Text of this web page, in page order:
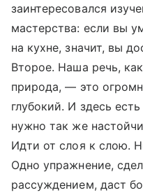
заинтересовался
мастерства: если вы
на кухне, значит, вы
Второе. Наша речь,
природа, — это
глубокий. И здесь
нужно так же
Идти от слоя к слою.
Одно упражнение,
рассуждением, даст